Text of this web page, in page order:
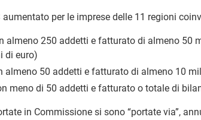
aumentato per le imprese delle 11 regioni
almeno 250 addetti e fatturato di almeno 50
di euro)
almeno 50 addetti e fatturato di almeno 10
meno di 50 addetti e fatturato o totale di
in Commissione si sono “portate via”,